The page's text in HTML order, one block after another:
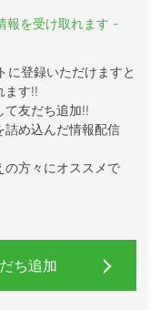
報を受け取れます -
に登録いただけますと
ます!!
て友だち追加!!
詰め込んだ情報配信
の方々にオススメで
ち追加